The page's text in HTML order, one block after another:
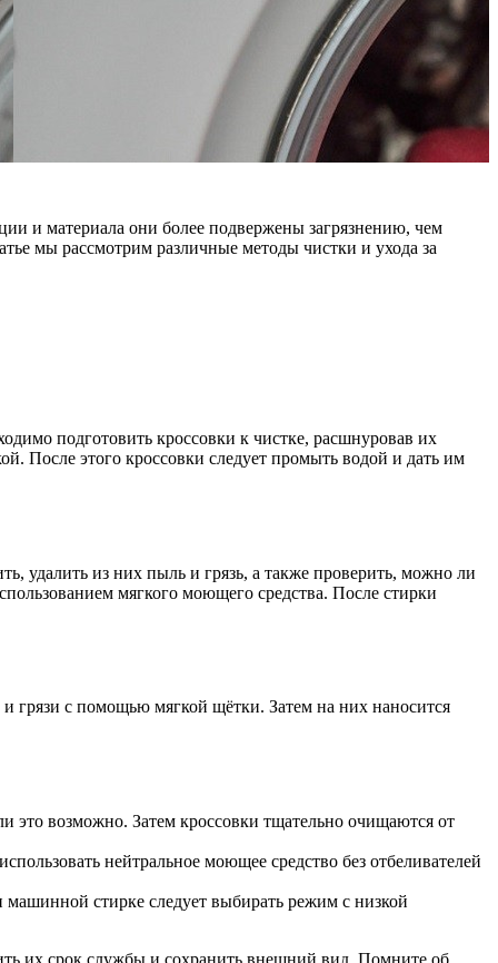
и материала они более подвержены загрязнению, чем
мы рассмотрим различные методы чистки и ухода за
подготовить кроссовки к чистке, расшнуровав их
После этого кроссовки следует промыть водой и дать им
удалить из них пыль и грязь, а также проверить, можно ли
мягкого моющего средства. После стирки
грязи с помощью мягкой щётки. Затем на них наносится
это возможно. Затем кроссовки тщательно очищаются от
нейтральное моющее средство без отбеливателей
стирке следует выбирать режим с низкой